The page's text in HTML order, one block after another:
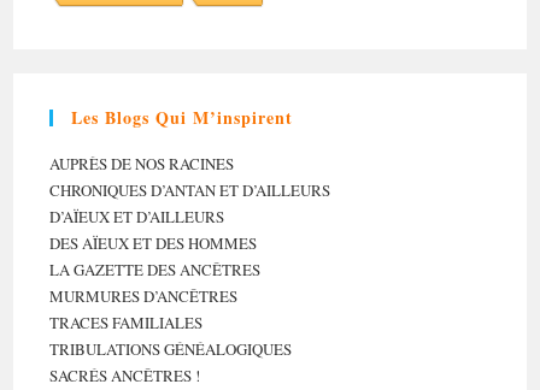
Les Blogs Qui M’inspirent
AUPRÈS DE NOS RACINES
CHRONIQUES D’ANTAN ET D’AILLEURS
D’AÏEUX ET D’AILLEURS
DES AÏEUX ET DES HOMMES
LA GAZETTE DES ANCÊTRES
MURMURES D’ANCÊTRES
TRACES FAMILIALES
TRIBULATIONS GÉNÉALOGIQUES
SACRÉS ANCÊTRES !